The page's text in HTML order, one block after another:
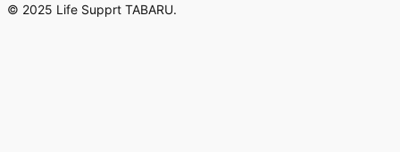
© 2025 Life Supprt TABARU.